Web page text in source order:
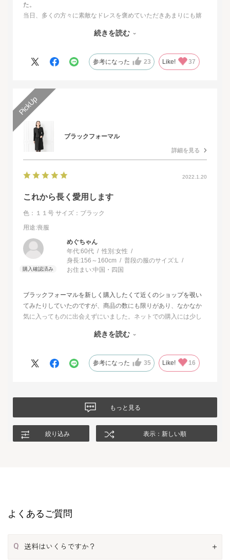
た。
当日、多くの方々に素敵なドレスを褒めていただきあまりにも嬉
その旨をお伝えさせていただきたいと思いました。とても素敵な
人生最高の幸せな日に華を添えていただき、心より感謝申し上げ
続きを読む
参考になった 23 Like! 37
ブラックフォーマル
詳細を見る
2022.1.20
これから長く愛用します
色：１１号 サイズ：ブラック
用途:喪服
めぐちゃん
年代:60代 性別:女性
身長:156～160cm 普段の服のサイズ:L
お住まい:中国・四国
ブラックフォーマルを新しく購入したくて近くのショップを覗い
てみたりしていたのですが、商品の数にも限りがあり、なかなか
気に入ってものに出会えずにいました。ネットでの購入には少し
することが出来ました。最初に注文したものはイメージと違って
は、生地もデザインも大満足、これから長く自信をもって着用し
続きを読む
参考になった 35 Like! 16
もっと見る
絞り込み 表示：新しい順
よくあるご質問
Q 送料はいくらですか？